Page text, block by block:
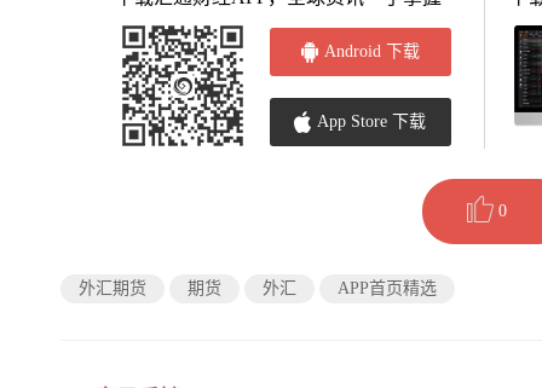
Android 下载
App Store 下载
0
外汇期货 期货 外汇 APP首页精选